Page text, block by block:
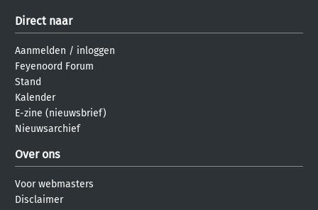
Direct naar
Aanmelden / inloggen
Feyenoord Forum
Stand
Kalender
E-zine (nieuwsbrief)
Nieuwsarchief
Over ons
Voor webmasters
Disclaimer